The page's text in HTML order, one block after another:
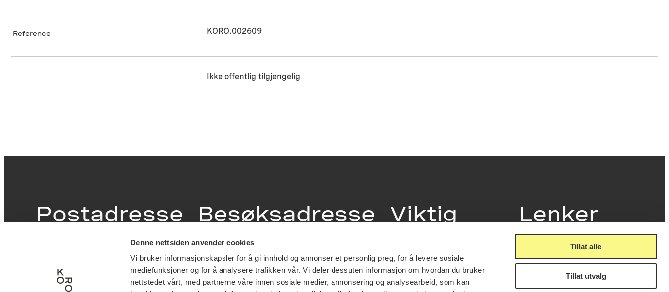
Denne nettsiden anvender cookies
Vi bruker informasjonskapsler for å gi innhold og annonser et personlig preg, for å levere sosiale
mediefunksjoner og for å analysere trafikken vår. Vi deler dessuten informasjon om hvordan du bruker
nettstedet vårt, med partnerne våre innen sosiale medier, annonsering og analysearbeid, som kan
Tillat alle
Tillat utvalg
Reference KORO.002609
Ikke offentlig tilgjengelig
Postadresse
0130 Oslo
Besøksadresse
inngang Løkkeveien,
0251 Oslo
Viktig
Utbetaling og fakturering
Personvernerklæring
Lenker
Nyhetsbrev
Offentlig postjournal